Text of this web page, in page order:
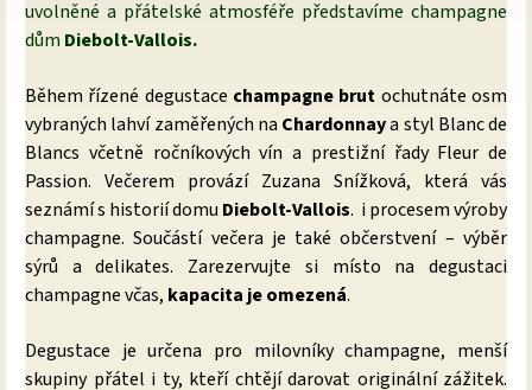
uvolněné a přátelské atmosféře představíme champagne
dům Diebolt-Vallois.
Během řízené degustace champagne brut ochutnáte osm
vybraných lahví zaměřených na Chardonnaya styl Blanc de
Blancs včetně ročníkových vín a prestižní řady Fleur de
Passion. Večerem provází Zuzana Snížková, která vás
seznámí s historií domu Diebolt-Vallois. i procesem výroby
champagne. Součástí večera je také občerstvení – výběr
sýrů a delikates. Zarezervujte si místo na degustaci
champagne včas, kapacita je omezená.
Degustace je určena pro milovníky champagne, menší
skupiny přátel i ty, kteří chtějí darovat originální zážitek.